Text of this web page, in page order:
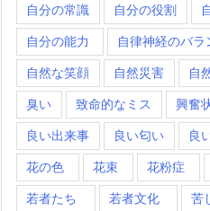
自分の常識 自分の役割
自分の能力 自律神経のバラ
自然な笑顔 自然災害 自
臭い 致命的なミス 興奮
良い出来事 良い匂い 良
花の色 花束 花粉症
若者たち 若者文化 苦